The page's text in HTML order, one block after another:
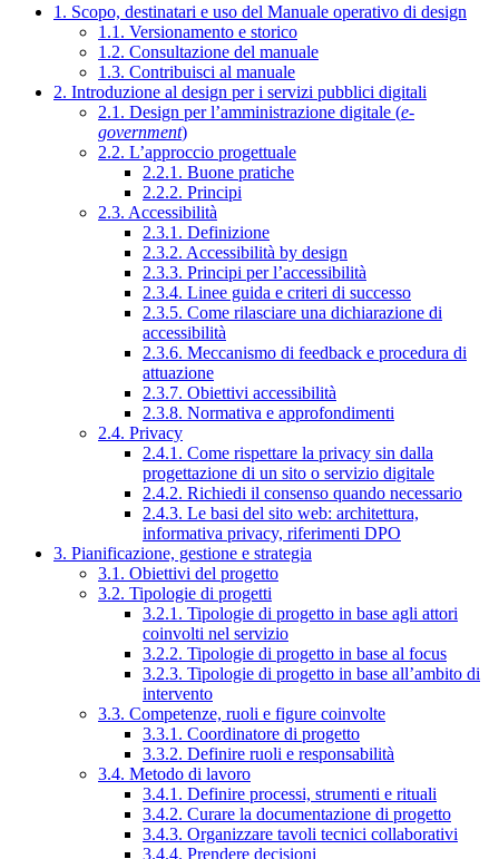
1. Scopo, destinatari e uso del Manuale operativo di design
1.1. Versionamento e storico
1.2. Consultazione del manuale
1.3. Contribuisci al manuale
2. Introduzione al design per i servizi pubblici digitali
2.1. Design per l’amministrazione digitale (e-
government)
2.2. L’approccio progettuale
2.2.1. Buone pratiche
2.2.2. Principi
2.3. Accessibilità
2.3.1. Definizione
2.3.2. Accessibilità by design
2.3.3. Principi per l’accessibilità
2.3.4. Linee guida e criteri di successo
2.3.5. Come rilasciare una dichiarazione di
accessibilità
2.3.6. Meccanismo di feedback e procedura di
attuazione
2.3.7. Obiettivi accessibilità
2.3.8. Normativa e approfondimenti
2.4. Privacy
2.4.1. Come rispettare la privacy sin dalla
progettazione di un sito o servizio digitale
2.4.2. Richiedi il consenso quando necessario
2.4.3. Le basi del sito web: architettura,
informativa privacy, riferimenti DPO
3. Pianificazione, gestione e strategia
3.1. Obiettivi del progetto
3.2. Tipologie di progetti
3.2.1. Tipologie di progetto in base agli attori
coinvolti nel servizio
3.2.2. Tipologie di progetto in base al focus
3.2.3. Tipologie di progetto in base all’ambito di
intervento
3.3. Competenze, ruoli e figure coinvolte
3.3.1. Coordinatore di progetto
3.3.2. Definire ruoli e responsabilità
3.4. Metodo di lavoro
3.4.1. Definire processi, strumenti e rituali
3.4.2. Curare la documentazione di progetto
3.4.3. Organizzare tavoli tecnici collaborativi
3.4.4. Prendere decisioni